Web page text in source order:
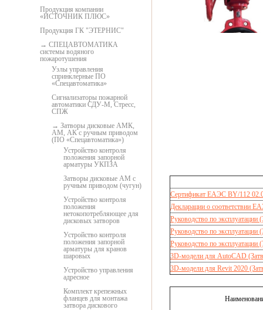
Продукция компании
«ИСТОЧНИК ПЛЮС»
Продукция ГК "ЭТЕРНИС"
СПЕЦАВТОМАТИКА
системы водяного
пожаротушения
Узлы управления
спринклерные ПО
«Спецавтоматика»
Сигнализаторы пожарной
автоматики СДУ-М, Стресс,
СПЖ
Затворы дисковые АМК,
АМ, АК с ручным приводом
(ПО «Спецавтоматика»)
Устройство контроля
положения запорной
арматуры УКПЗА
Затворы дисковые АМ с
ручным приводом (чугун)
Устройство контроля
положения
нетокопотребляющее для
дисковых затворов
Устройство контроля
положения запорной
арматуры для кранов
шаровых
Устройство управления
адресное
Комплект крепежных
фланцев для монтажа
затвора дискового
Сертификат ЕАЭС BY/112
Декларации о соответствии
Руководство по
Руководство по
Руководство по
3D-модели для AutoCAD
3D-модели для Revit 2020